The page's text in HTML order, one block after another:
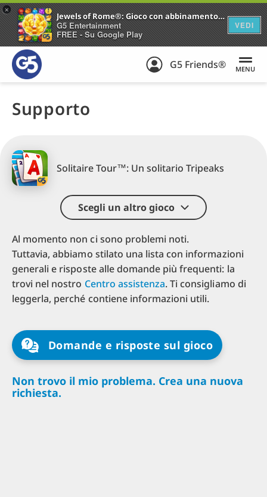
Jewels of Rome®: Gioco con abbinamento di gemme
G5 Entertainment
FREE - Su Google Play
VEDI
+
G5 Friends® MENU
Supporto
Solitaire Tour™: Un solitario Tripeaks
Scegli un altro gioco
Al momento non ci sono problemi noti.
Tuttavia, abbiamo stilato una lista con informazioni
generali e risposte alle domande più frequenti: la
trovi nel nostro Centro assistenza. Ti consigliamo di
leggerla, perché contiene informazioni utili.
Domande e risposte sul gioco
Non trovo il mio problema. Crea una nuova
richiesta.